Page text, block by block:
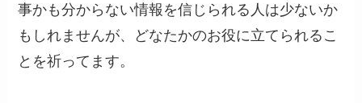
事かも分からない情報を信じられる人は少ないか
もしれませんが、どなたかのお役に立てられるこ
とを祈ってます。